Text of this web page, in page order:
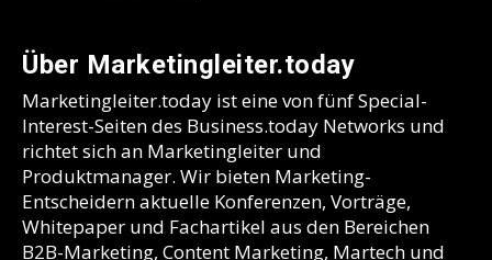
Über Marketingleiter.today
Marketingleiter.today ist eine von fünf Special-
Interest-Seiten des Business.today Networks und
richtet sich an Marketingleiter und
Produktmanager. Wir bieten Marketing-
Entscheidern aktuelle Konferenzen, Vorträge,
Whitepaper und Fachartikel aus den Bereichen
B2B-Marketing, Content Marketing, Martech und